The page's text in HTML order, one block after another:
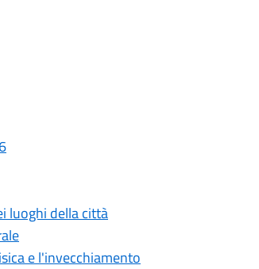
luoghi della città
e l'invecchiamento